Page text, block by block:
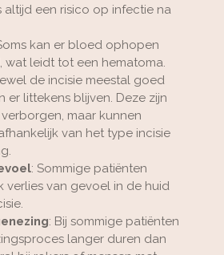
altijd een risico op infectie na
kan er bloed ophopen
wat leidt tot een hematoma.
de incisie meestal goed
er littekens blijven. Deze zijn
maar kunnen
van het type incisie
: Sommige patiënten
verlies van gevoel in de huid
: Bij sommige patiënten
langer duren dan